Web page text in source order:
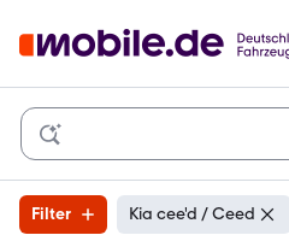
Filter Kia cee'd / Ceed